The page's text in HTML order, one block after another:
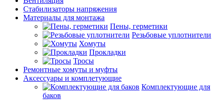
Стабилизаторы напряжения
Материалы для монтажа
Пены, герметики
Резьбовые уплотнители
Хомуты
Прокладки
Тросы
Ремонтные хомуты и муфты
Аксессуары и комплетующие
Комплектующие для
баков